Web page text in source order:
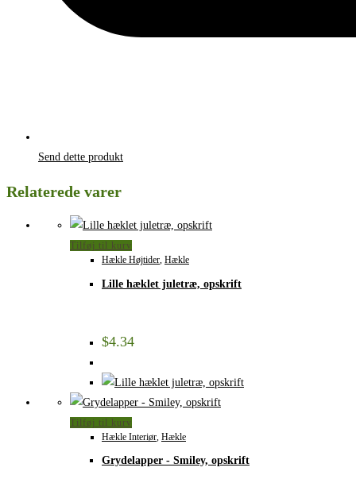
Send dette produkt
Relaterede varer
Tilføj til kurv
Hækle Højtider, Hækle
Lille hæklet juletræ, opskrift
$4.34
Tilføj til kurv
Hækle Interiør Hækle
Grydelapper - Smiley, opskrift